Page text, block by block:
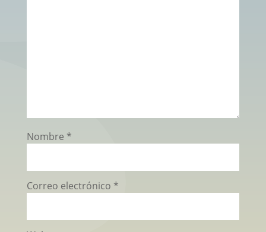
Nombre *
Correo electrónico *